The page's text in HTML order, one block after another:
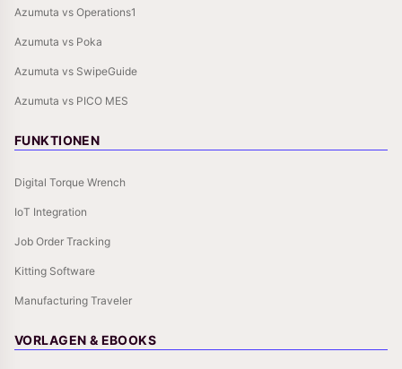
Azumuta vs Operations1
Azumuta vs Poka
Azumuta vs SwipeGuide
Azumuta vs PICO MES
FUNKTIONEN
Digital Torque Wrench
IoT Integration
Job Order Tracking
Kitting Software
Manufacturing Traveler
VORLAGEN & EBOOKS